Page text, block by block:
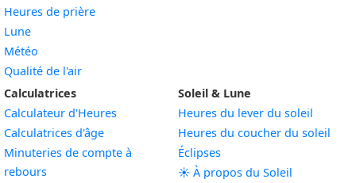
Heures de prière
Lune
Météo
Qualité de l'air
Calculatrices
Calculateur d'Heures
Calculatrices d'âge
Minuteries de compte à
rebours
Soleil & Lune
Heures du lever du soleil
Heures du coucher du soleil
Éclipses
☀️ À propos du Soleil